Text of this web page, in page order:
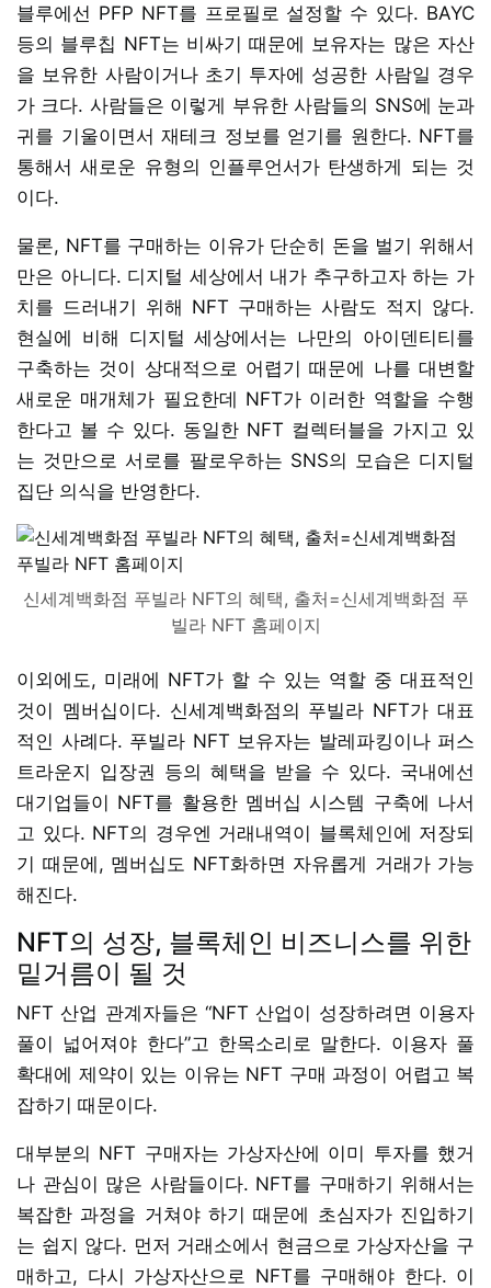
블루에선 PFP NFT를 프로필로 설정할 수 있다. BAYC
등의 블루칩 NFT는 비싸기 때문에 보유자는 많은 자산
을 보유한 사람이거나 초기 투자에 성공한 사람일 경우
가 크다. 사람들은 이렇게 부유한 사람들의 SNS에 눈과
귀를 기울이면서 재테크 정보를 얻기를 원한다. NFT를
통해서 새로운 유형의 인플루언서가 탄생하게 되는 것
이다.
물론, NFT를 구매하는 이유가 단순히 돈을 벌기 위해서
만은 아니다. 디지털 세상에서 내가 추구하고자 하는 가
치를 드러내기 위해 NFT 구매하는 사람도 적지 않다.
현실에 비해 디지털 세상에서는 나만의 아이덴티티를
구축하는 것이 상대적으로 어렵기 때문에 나를 대변할
새로운 매개체가 필요한데 NFT가 이러한 역할을 수행
한다고 볼 수 있다. 동일한 NFT 컬렉터블을 가지고 있
는 것만으로 서로를 팔로우하는 SNS의 모습은 디지털
집단 의식을 반영한다.
신세계백화점 푸빌라 NFT의 혜택, 출처=신세계백화점 푸
빌라 NFT 홈페이지
이외에도, 미래에 NFT가 할 수 있는 역할 중 대표적인
것이 멤버십이다. 신세계백화점의 푸빌라 NFT가 대표
적인 사례다. 푸빌라 NFT 보유자는 발레파킹이나 퍼스
트라운지 입장권 등의 혜택을 받을 수 있다. 국내에선
대기업들이 NFT를 활용한 멤버십 시스템 구축에 나서
고 있다. NFT의 경우엔 거래내역이 블록체인에 저장되
기 때문에, 멤버십도 NFT화하면 자유롭게 거래가 가능
해진다.
NFT의 성장, 블록체인 비즈니스를 위한
밑거름이 될 것
NFT 산업 관계자들은 “NFT 산업이 성장하려면 이용자
풀이 넓어져야 한다”고 한목소리로 말한다. 이용자 풀
확대에 제약이 있는 이유는 NFT 구매 과정이 어렵고 복
잡하기 때문이다.
대부분의 NFT 구매자는 가상자산에 이미 투자를 했거
나 관심이 많은 사람들이다. NFT를 구매하기 위해서는
복잡한 과정을 거쳐야 하기 때문에 초심자가 진입하기
는 쉽지 않다. 먼저 거래소에서 현금으로 가상자산을 구
매하고, 다시 가상자산으로 NFT를 구매해야 한다. 이